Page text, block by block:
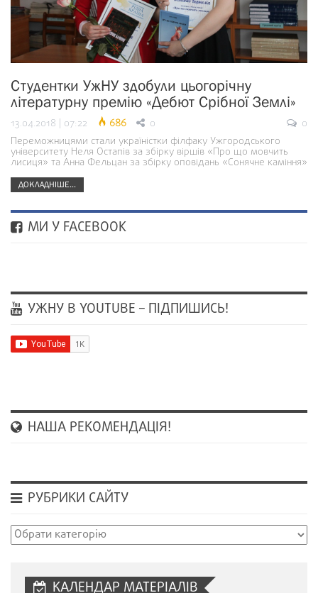
Студентки УжНУ здобули цьогорічну
літературну премію «Дебют Срібної Землі»
13.04.2018 | 07:22 686 0
0
Переможницями стали україністки філфаку Ужгородського
університету Неля Остапів за збірку віршів «Про що мовчить
лисиця» та Анна Фельцан за збірку оповідань «Сонячне каміння»
ДОКЛАДНІШЕ...
МИ У FACEBOOK
УЖНУ В YOUTUBE – ПІДПИШИСЬ!
НАША РЕКОМЕНДАЦІЯ!
РУБРИКИ САЙТУ
Рубрики
КАЛЕНДАР МАТЕРІАЛІВ